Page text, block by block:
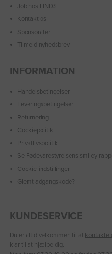
Job hos LINDS
Kontakt os
Sponsorater
Tilmeld nyhedsbrev
INFORMATION
Handelsbetingelser
Leveringsbetingelser
Returnering
Cookiepolitik
Privatlivspolitik
Se Fødevarestyrelsens smiley-
Cookie-indstillinger
Glemt adgangskode?
KUNDESERVICE
Du er altid velkommen til at kontakte
klar til at hjælpe dig.